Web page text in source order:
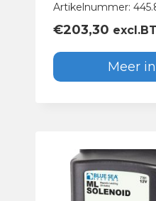
Artikelnummer:
€203,30
Meer